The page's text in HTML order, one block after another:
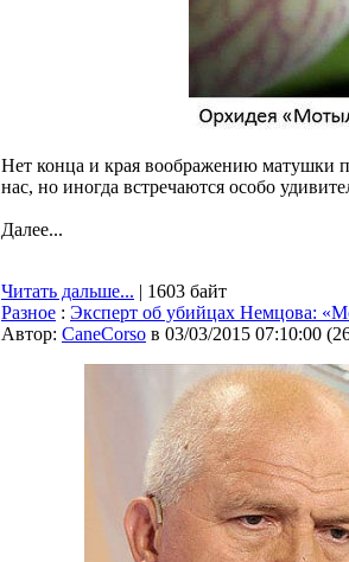
Нет конца и края воображению матушки
нас, но иногда встречаются особо
Далее...
Читать дальше... | 1603 байт
Разное : Эксперт об убийцах Немцова:
Автор: CaneCorso в 03/03/2015 07:10:00 (